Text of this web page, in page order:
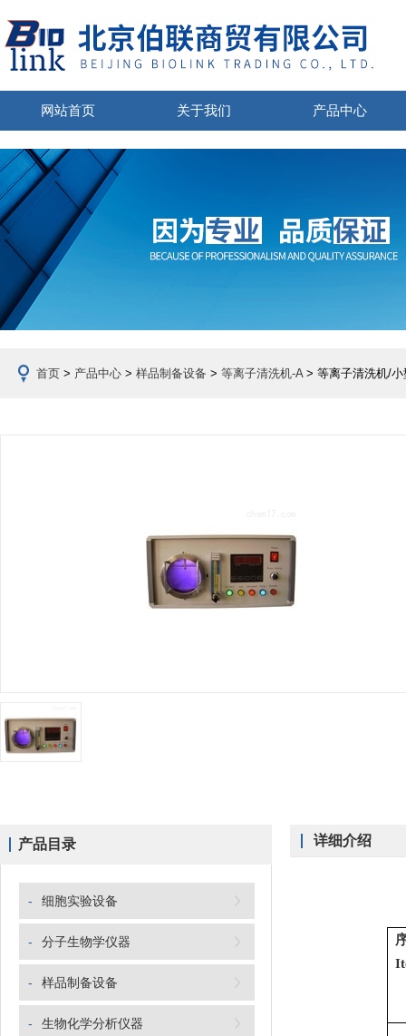
网站首页 关于我们 产品中心
首页 > 产品中心 > 样品制备设备 > 等离子清洗机-A> 等离子清洗机/小
产品目录
- 细胞实验设备
- 分子生物学仪器
- 样品制备设备
- 生物化学分析仪器
详细介绍